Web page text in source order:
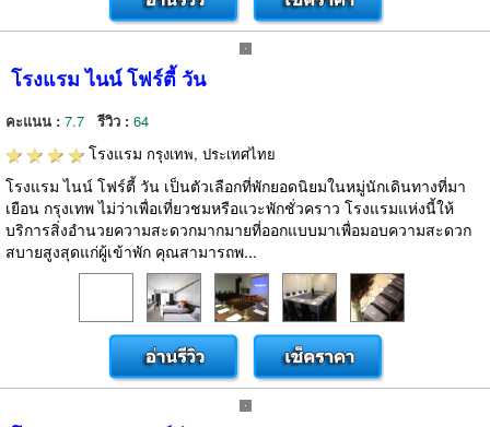
โรงแรม ไนน์ โฟร์ตี้ วัน
คะแนน : 7.7 รีวิว : 64
โรงแรม กรุงเทพ, ประเทศไทย
โรงแรม ไนน์ โฟร์ตี้ วัน เป็นตัวเลือกที่พักยอดนิยมในหมู่นักเดินทางที่มา
เยือน กรุงเทพ ไม่ว่าเพื่อเที่ยวชมหรือแวะพักชั่วคราว โรงแรมแห่งนี้ให้
บริการสิ่งอำนวยความสะดวกมากมายที่ออกแบบมาเพื่อมอบความสะดวก
สบายสูงสุดแก่ผู้เข้าพัก คุณสามารถพ...